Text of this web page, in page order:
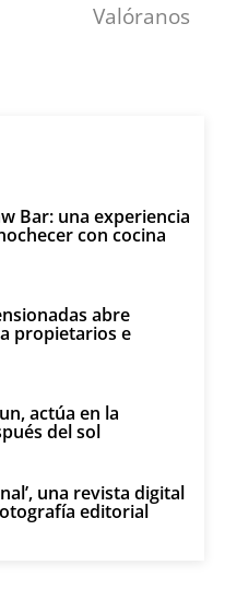
Valóranos
Bar: una experiencia
con cocina
abre
propietarios e
actúa en la
del sol
una revista digital
editorial